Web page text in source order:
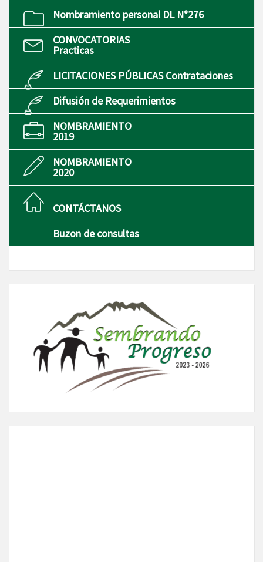
Nombramiento personal DL N°276
CONVOCATORIAS
Practicas
LICITACIONES PÚBLICAS Contrataciones
Difusión de Requerimientos
NOMBRAMIENTO
2019
NOMBRAMIENTO
2020
CONTÁCTANOS
Buzon de consultas